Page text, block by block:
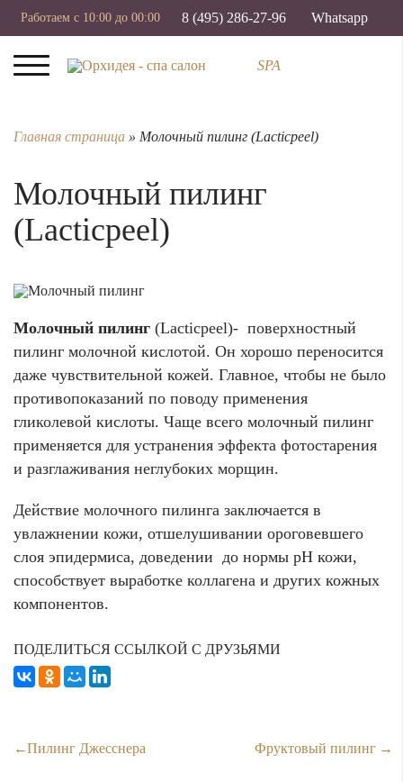
Работаем с 10:00 до 00:00 8 (495) 286-27-96 Whatsapp
SPA
Главная страница » Молочный пилинг (Lacticpeel)
Молочный пилинг
(Lacticpeel)
Молочный пилинг (Lacticpeel)- поверхностный
пилинг молочной кислотой. Он хорошо переносится
даже чувствительной кожей. Главное, чтобы не было
противопоказаний по поводу применения
гликолевой кислоты. Чаще всего молочный пилинг
применяется для устранения эффекта фотостарения
и разглаживания неглубоких морщин.
Действие молочного пилинга заключается в
увлажнении кожи, отшелушивании ороговевшего
слоя эпидермиса, доведении до нормы рН кожи,
способствует выработке коллагена и других кожных
компонентов.
ПОДЕЛИТЬСЯ ССЫЛКОЙ С ДРУЗЬЯМИ
Пилинг Джесснера Фруктовый пилинг